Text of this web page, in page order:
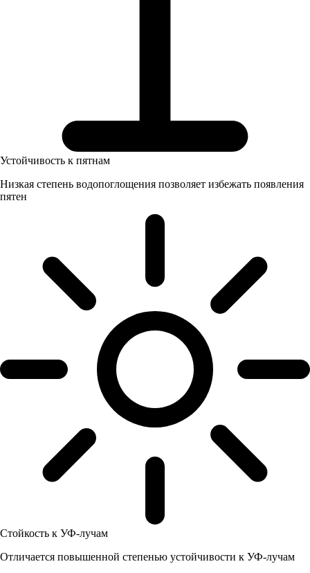
Устойчивость к пятнам
Низкая степень водопоглощения позволяет избежать появления
пятен
Стойкость к УФ-лучам
Отличается повышенной степенью устойчивости к УФ-лучам